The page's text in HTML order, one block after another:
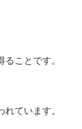
ことです。
ています。